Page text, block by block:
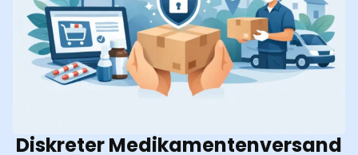
Diskreter Medikamentenversand